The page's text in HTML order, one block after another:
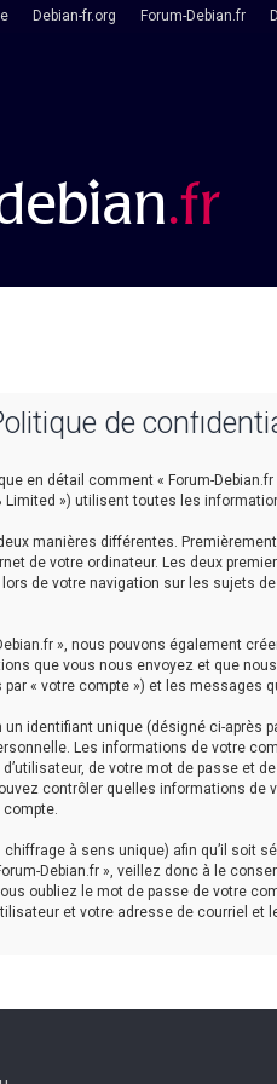
Debian-fr.org Forum-Debian.fr
de
en détail comment « Forum-
Limited ») utilisent toutes les
manières différentes.
de votre ordinateur. Les deux
de votre navigation sur les sujets
», nous pouvons également
que vous nous envoyez et que
par « votre compte ») et les
identifiant unique (désigné ci-après
Les informations de votre
de votre mot de passe et
contrôler quelles informations
compte.
à sens unique) afin qu’il soit
Debian.fr », veillez donc à le
oubliez le mot de passe de votre
et votre adresse de courriel